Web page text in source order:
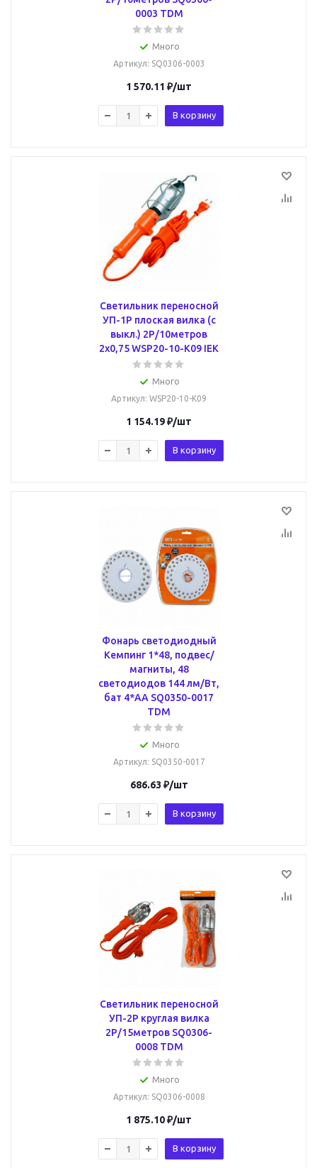
0003 TDM
Много
Артикул: SQ0306-0003
1 570.11 ₽/шт
В корзину
Светильник переносной
УП-1Р плоская вилка (с
выкл.) 2Р/10метров
2х0,75 WSP20-10-K09 IEK
Много
Артикул: WSP20-10-K09
1 154.19₽/шт
В корзину
Фонарь светодиодный
Кемпинг 1*48, подвес/
магниты, 48
светодиодов 144 лм/Вт,
бат 4*АА SQ0350-0017
TDM
Много
Артикул: SQ0350-0017
686.63 ₽/шт
В корзину
Светильник переносной
УП-2Р круглая вилка
2Р/15метров SQ0306-
0008 TDM
Много
Артикул: SQ0306-0008
1 875.10₽/шт
В корзину